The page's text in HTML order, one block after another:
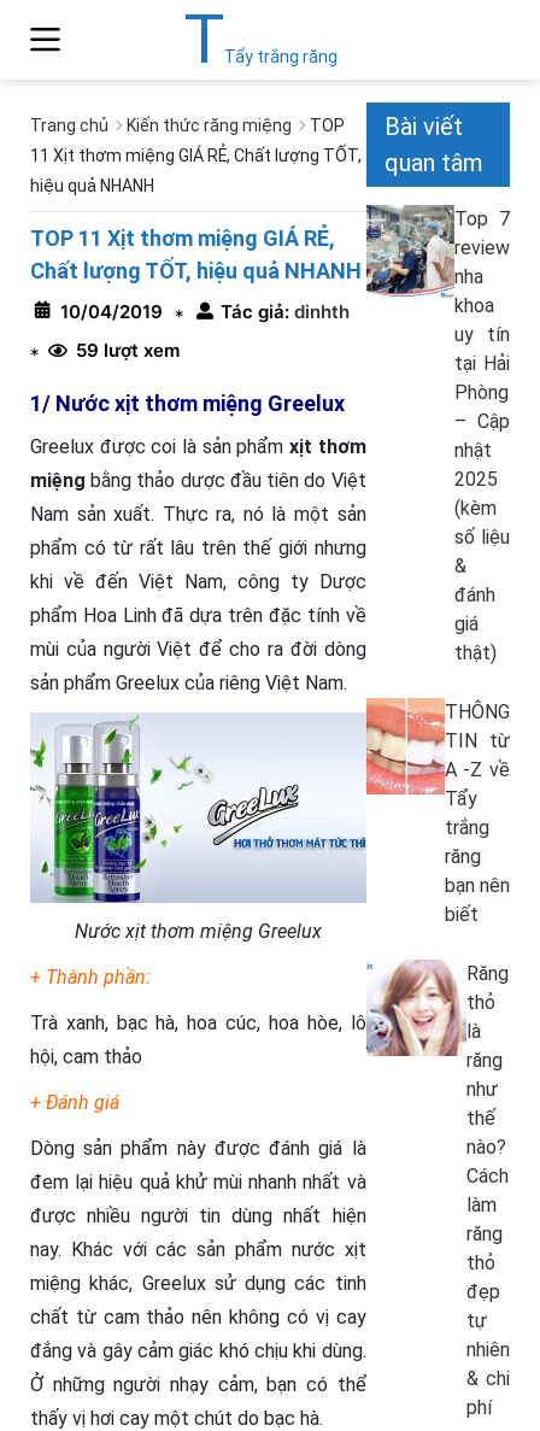
TTẩy trắng răng
Trang chủ Kiến thức răng miệng
TOP
11 Xịt thơm miệng GIÁ RẺ, Chất lượng TỐT,
hiệu quả NHANH
TOP 11 Xịt thơm miệng GIÁ RẺ,
Chất lượng TỐT, hiệu quả NHANH
10/04/2019 * Tác giả: dinhth
*
59 lượt xem
1/ Nước xịt thơm miệng Greelux
Greelux được coi là sản phẩm xịt thơm
miệng bằng thảo dược đầu tiên do Việt
Nam sản xuất. Thực ra, nó là một sản
phẩm có từ rất lâu trên thế giới nhưng
khi về đến Việt Nam, công ty Dược
phẩm Hoa Linh đã dựa trên đặc tính về
mùi của người Việt để cho ra đời dòng
sản phẩm Greelux của riêng Việt Nam.
Nước xịt thơm miệng Greelux
+ Thành phần:
Trà xanh, bạc hà, hoa cúc, hoa hòe, lô
hội, cam thảo
+ Đánh giá
Dòng sản phẩm này được đánh giá là
đem lại hiệu quả khử mùi nhanh nhất và
được nhiều người tin dùng nhất hiện
nay. Khác với các sản phẩm nước xịt
miệng khác, Greelux sử dụng các tinh
chất từ cam thảo nên không có vị cay
đắng và gây cảm giác khó chịu khi dùng.
Ở những người nhạy cảm, bạn có thể
thấy vị hơi cay một chút do bạc hà.
Bài viết
quan tâm
Top 7
review
nha
khoa
uy tín
tại Hải
Phòng
– Cập
nhật
2025
(kèm
số liệu
&
đánh
giá
thật)
THÔNG
TIN từ
A -Z về
Tẩy
trắng
răng
bạn nên
biết
Răng
thỏ
là
răng
như
thế
nào?
Cách
làm
răng
thỏ
đẹp
tự
nhiên
& chi
phí